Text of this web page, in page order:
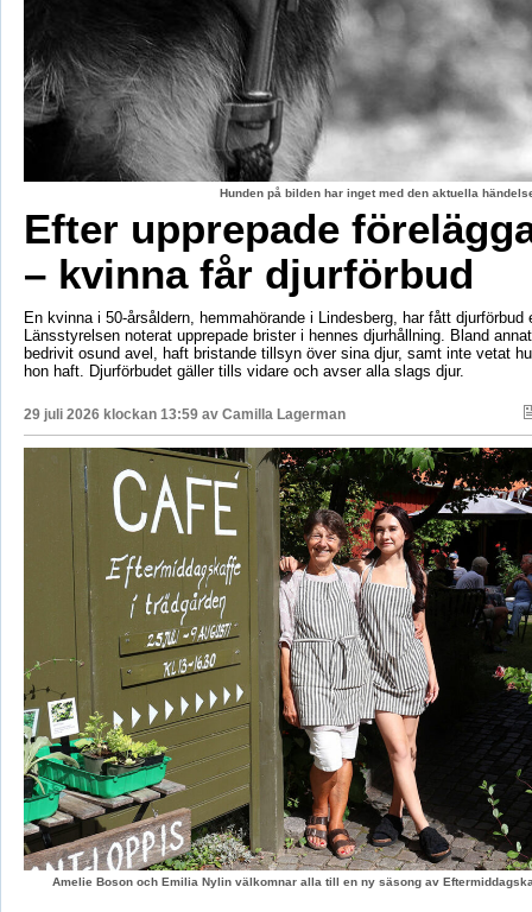
Hunden på bilden har inget med den aktuella
Efter upprepade
– kvinna får djurförbud
En kvinna i 50-årsåldern, hemmahörande i Lindesberg, har fått djurförbud
Länsstyrelsen noterat upprepade brister i hennes djurhållning. Bland
bedrivit osund avel, haft bristande tillsyn över sina djur, samt inte vetat
hon haft. Djurförbudet gäller tills vidare och avser alla slags djur.
29 juli 2026 klockan 13:59 av Camilla Lagerman
Amelie Boson och Emilia Nylin välkomnar alla till en ny säsong av